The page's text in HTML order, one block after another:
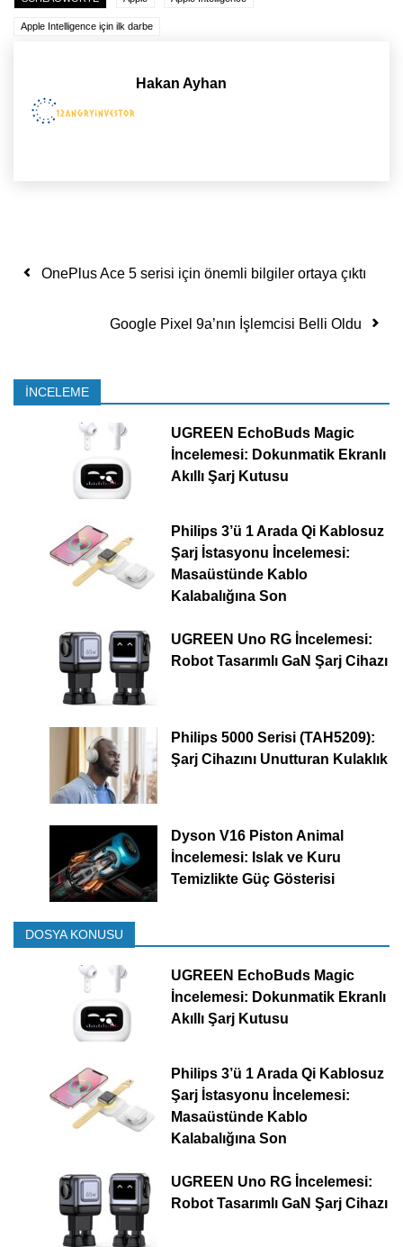
Apple Intelligence için ilk darbe
Hakan Ayhan
Yazı dolaşımı
OnePlus Ace 5 serisi için önemli bilgiler ortaya çıktı
Google Pixel 9a’nın İşlemcisi Belli Oldu
İNCELEME
UGREEN EchoBuds Magic
İncelemesi: Dokunmatik Ekranlı
Akıllı Şarj Kutusu
Philips 3’ü 1 Arada Qi Kablosuz
Şarj İstasyonu İncelemesi:
Masaüstünde Kablo
Kalabalığına Son
UGREEN Uno RG İncelemesi:
Robot Tasarımlı GaN Şarj Cihazı
Philips 5000 Serisi (TAH5209):
Şarj Cihazını Unutturan Kulaklık
Dyson V16 Piston Animal
İncelemesi: Islak ve Kuru
Temizlikte Güç Gösterisi
DOSYA KONUSU
UGREEN EchoBuds Magic
İncelemesi: Dokunmatik Ekranlı
Akıllı Şarj Kutusu
Philips 3’ü 1 Arada Qi Kablosuz
Şarj İstasyonu İncelemesi:
Masaüstünde Kablo
Kalabalığına Son
UGREEN Uno RG İncelemesi:
Robot Tasarımlı GaN Şarj Cihazı